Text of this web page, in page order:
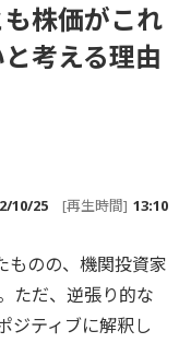
も株価がこれ
考える理由
10/25 [再生時間] 13:10
ものの、機関投資家
ただ、逆張り的な
ジティブに解釈し